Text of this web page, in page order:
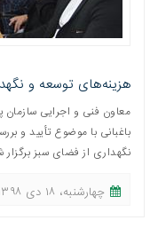
هزینه‌های توسعه و
معاون فنی و اجرایی
باغبانی با موضوع تأیید و
نگهداری از فضای سبز برگزار
چهارشنبه، ١٨ دی ١٣٩٨ - ٢١:٢٨